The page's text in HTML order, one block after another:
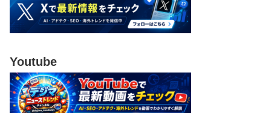
Youtube